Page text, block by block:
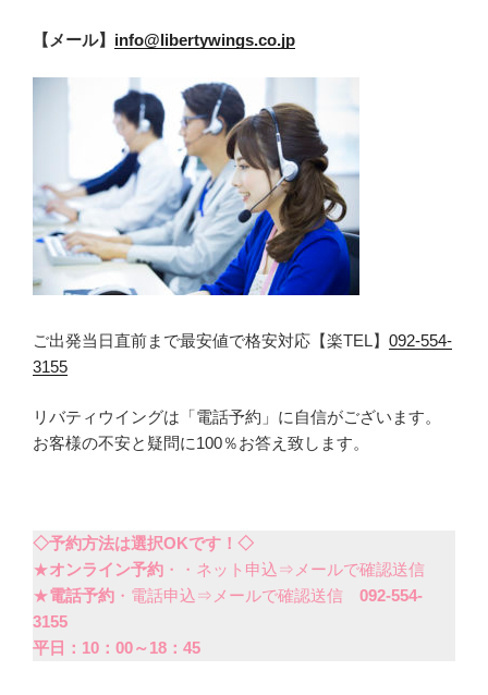
【メール】 info@libertywings.co.jp
ご出発当日直前まで最安値で格安対応【楽TEL】 092-554-
3155
リバティウイングは「電話予約」に自信がございます。
お客様の不安と疑問に100％お答え致します。
◇予約方法は選択OKです！◇
★オンライン予約 ・・ネット申込⇒メールで確認送信
★電話予約 ・電話申込⇒メールで確認送信 092-554-
3155
平日：10：00～18：45